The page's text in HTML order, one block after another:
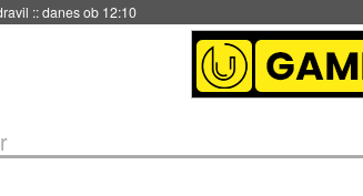
::danes ob 12:10